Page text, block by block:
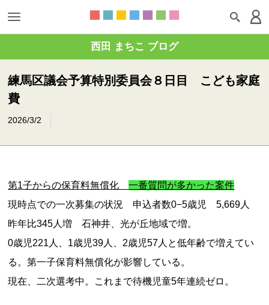
西田 まちこ ブログ
練馬区議会予算特別委員会８日目 こども家庭
費
2026/3/2
第1子からの保育料無償化一番質問が多かった案件
現時点での一次募集の状況 申込者数0−5歳児 5,669人
昨年比345人増 石神井、光が丘地域で増。
0歳児221人、1歳児39人、2歳児57人と低年齢で増えてい
る。第一子保育料無償化が影響している。
現在、二次選考中。これまで待機児童5年連続ゼロ。